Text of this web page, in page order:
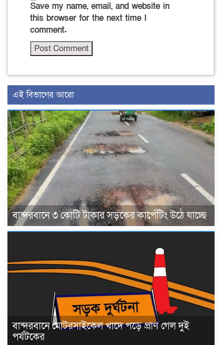
Save my name, email, and website in
this browser for the next time I
comment.
এই বিভাগের আরো
বান্দরবানে ৩ কোটি টাকার সড়কের কার্পেটিং উঠে যাচ্ছে
বান্দরবানে মোটরসাইকেল খাদে পড়ে প্রাণ গেল দুই
পর্যটকের